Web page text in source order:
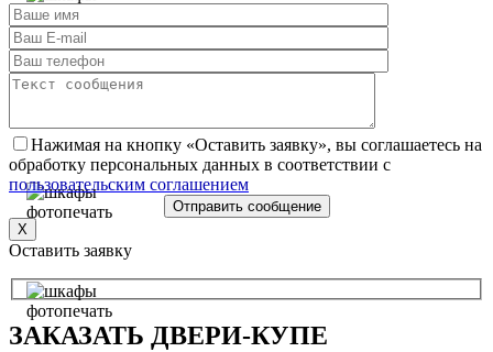
Нажимая на кнопку «Оставить заявку», вы соглашаетесь на
обработку персональных данных в соответствии с
пользовательским соглашением
X
Оставить заявку
ЗАКАЗАТЬ ДВЕРИ-КУПЕ